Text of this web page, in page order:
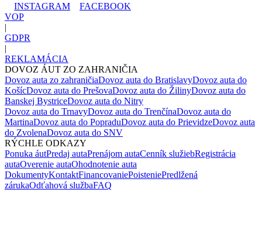
INSTAGRAM
FACEBOOK
VOP
|
GDPR
|
REKLAMÁCIA
DOVOZ ÁUT ZO ZAHRANIČIA
Dovoz auta zo zahraničiaDovoz auta do BratislavyDovoz auta do
KošícDovoz auta do PrešovaDovoz auta do ŽilinyDovoz auta do
Banskej BystriceDovoz auta do Nitry
Dovoz auta do TrnavyDovoz auta do TrenčínaDovoz auta do
MartinaDovoz auta do PopraduDovoz auta do PrievidzeDovoz auta
do ZvolenaDovoz auta do SNV
RÝCHLE ODKAZY
Ponuka áutPredaj autaPrenájom autaCenník služiebRegistrácia
autaOverenie autaOhodnotenie auta
DokumentyKontaktFinancovaniePoisteniePredlžená
zárukaOdťahová službaFAQ